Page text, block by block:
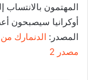
المهتمون
أوكرانيا سيصبحون
المصدر: الدنمارك من
مصدر 2